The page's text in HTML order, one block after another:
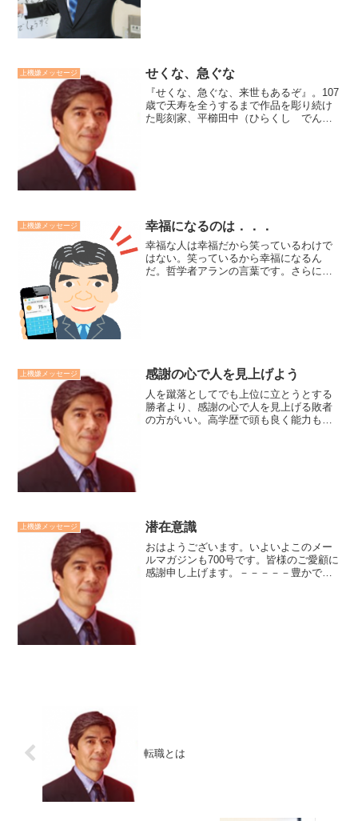
上機嫌メッセージ せくな、急ぐな
『せくな、急ぐな、来世もあるぞ』。107
歳で天寿を全うするまで作品を彫り続け
た彫刻家、平櫛田中（ひらくし でんち
上機嫌メッセージ 幸福になるのは．．．
幸福な人は幸福だから笑っているわけで
はない。笑っているから幸福になるん
だ。哲学者アランの言葉です。さらに
上機嫌メッセージ 感謝の心で人を見上げよう
人を蹴落としてでも上位に立とうとする
勝者より、感謝の心で人を見上げる敗者
の方がいい。高学歴で頭も良く能力も高
上機嫌メッセージ 潜在意識
おはようございます。いよいよこのメー
ルマガジンも700号です。皆様のご愛顧に
感謝申し上げます。－－－－－豊かで幸
転職とは